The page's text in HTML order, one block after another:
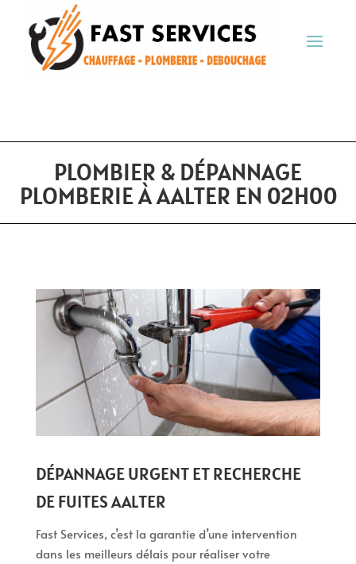
PLOMBIER & DÉPANNAGE
PLOMBERIE À AALTER EN 02H00
DÉPANNAGE URGENT ET RECHERCHE
DE FUITES AALTER
Fast Services, c’est la garantie d’une intervention
dans les meilleurs délais pour réaliser votre